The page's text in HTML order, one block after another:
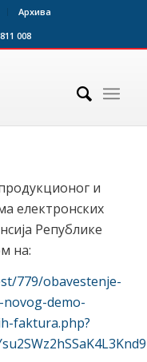
Архива
008
и
електронских
Републике
на:
779/obavestenje-
demo-
faktura.php?